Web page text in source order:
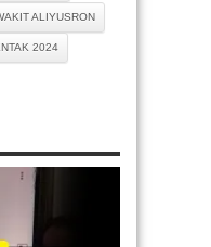
ALIYUSRON
2024